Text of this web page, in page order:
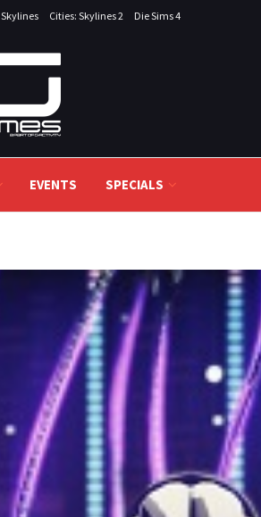
Cities: Skylines 2 Die Sims 4
EVENTS SPECIALS